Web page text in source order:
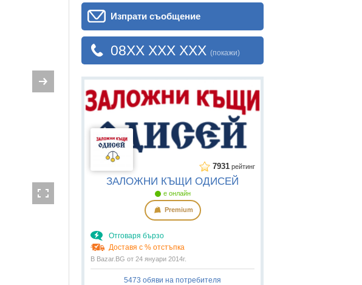
Изпрати съобщение
08XX XXX XXX (покажи)
7931 рейтинг
ЗАЛОЖНИ КЪЩИ ОДИСЕЙ
е онлайн
Premium
Отговаря бързо
Доставя с % отстъпка
В Bazar.BG от 24 януари 2014г.
5473 обяви на потребителя